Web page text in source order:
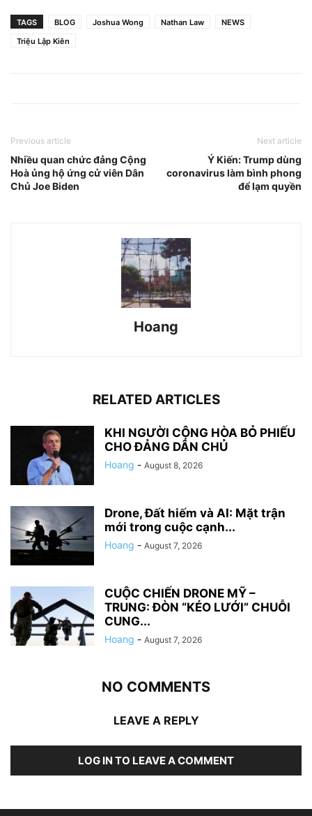
TAGS BLOG Joshua Wong Nathan Law
NEWS
Triệu Lập Kiên
Previous article
Nhiều quan chức đảng Cộng
Hoà ủng hộ ứng cử viên Dân
Chủ Joe Biden
Next article
Ý Kiến: Trump dùng
coronavirus làm bình phong
để lạm quyền
Hoang
RELATED ARTICLES
KHI NGƯỜI CỘNG HÒA BỎ PHIẾU
CHO ĐẢNG DÂN CHỦ
Hoang - August 8, 2026
Drone, Đất hiếm và AI: Mặt trận
mới trong cuộc cạnh...
Hoang - August 7, 2026
CUỘC CHIẾN DRONE MỸ –
TRUNG: ĐÒN “KÉO LƯỚI” CHUỖI
CUNG...
Hoang - August 7, 2026
NO COMMENTS
LEAVE A REPLY
LOG IN TO LEAVE A COMMENT